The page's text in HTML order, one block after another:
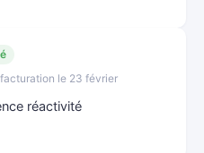
le 23 février
réactivité